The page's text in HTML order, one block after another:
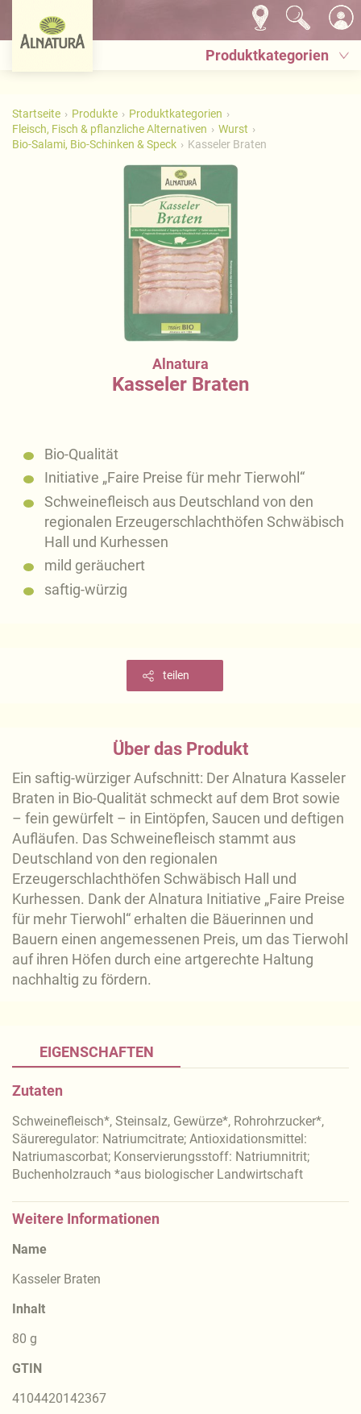
Produktkategorien
Startseite Produkte
Produktkategorien
Fleisch, Fisch & pflanzliche Alternativen
Wurst
Bio-Salami, Bio-Schinken & Speck
Kasseler Braten
Alnatura
Kasseler Braten
Bio-Qualität
Initiative „Faire Preise für mehr Tierwohl“
Schweinefleisch aus Deutschland von den
regionalen Erzeugerschlachthöfen Schwäbisch
Hall und Kurhessen
mild geräuchert
saftig-würzig
teilen
Über das Produkt
Ein saftig-würziger Aufschnitt: Der Alnatura Kasseler
Braten in Bio-Qualität schmeckt auf dem Brot sowie
– fein gewürfelt – in Eintöpfen, Saucen und deftigen
Aufläufen. Das Schweinefleisch stammt aus
Deutschland von den regionalen
Erzeugerschlachthöfen Schwäbisch Hall und
Kurhessen. Dank der Alnatura Initiative „Faire Preise
für mehr Tierwohl“ erhalten die Bäuerinnen und
Bauern einen angemessenen Preis, um das Tierwohl
auf ihren Höfen durch eine artgerechte Haltung
nachhaltig zu fördern.
EIGENSCHAFTEN
Zutaten
Schweinefleisch*, Steinsalz, Gewürze*, Rohrohrzucker*,
Säureregulator: Natriumcitrate; Antioxidationsmittel:
Natriumascorbat; Konservierungsstoff: Natriumnitrit;
Buchenholzrauch *aus biologischer Landwirtschaft
Weitere Informationen
Name
Kasseler Braten
Inhalt
80 g
GTIN
4104420142367